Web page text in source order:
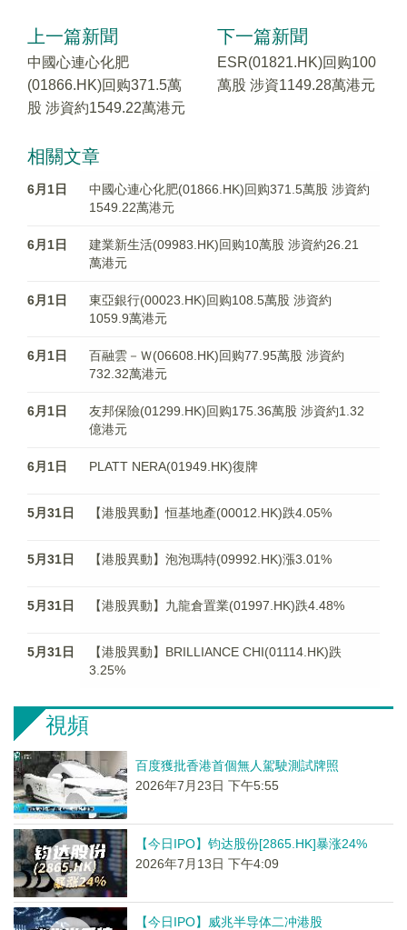
上一篇新聞
中國心連心化肥
(01866.HK)回购371.5萬
股 涉資約1549.22萬港元
下一篇新聞
ESR(01821.HK)回购100
萬股 涉資1149.28萬港元
相關文章
6月1日
中國心連心化肥(01866.HK)回购371.5萬股 涉資約
1549.22萬港元
6月1日
建業新生活(09983.HK)回购10萬股 涉資約26.21
萬港元
6月1日
東亞銀行(00023.HK)回购108.5萬股 涉資約
1059.9萬港元
6月1日
百融雲－Ｗ(06608.HK)回购77.95萬股 涉資約
732.32萬港元
6月1日
友邦保險(01299.HK)回购175.36萬股 涉資約1.32
億港元
6月1日 PLATT NERA(01949.HK)復牌
5月31日 【港股異動】恒基地產(00012.HK)跌4.05%
5月31日 【港股異動】泡泡瑪特(09992.HK)漲3.01%
5月31日 【港股異動】九龍倉置業(01997.HK)跌4.48%
5月31日
【港股異動】BRILLIANCE CHI(01114.HK)跌
3.25%
視頻
百度獲批香港首個無人駕駛測試牌照
2026年7月23日 下午5:55
【今日IPO】钧达股份[2865.HK]暴涨24%
2026年7月13日 下午4:09
【今日IPO】威兆半导体二冲港股